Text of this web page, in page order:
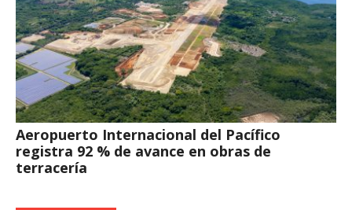
Aeropuerto Internacional del Pacífico
registra 92 % de avance en obras de
terracería